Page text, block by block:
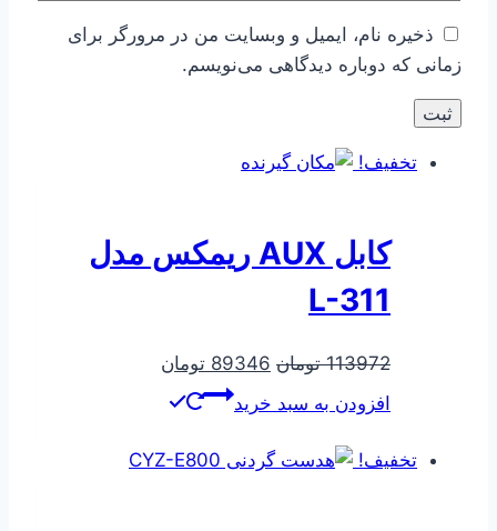
ذخیره نام، ایمیل و وبسایت من در مرورگر برای
زمانی که دوباره دیدگاهی می‌نویسم.
تخفیف!
کابل AUX ریمکس مدل
L-311
113972 تومان قیمت
اصلی
بود.
89346 تومان
است.
افزودن به سبد خرید
تخفیف!